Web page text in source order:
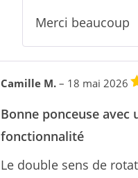
Merci beaucoup
Camille M. – 18 mai 2026
Bonne ponceuse avec
fonctionnalité
Le double sens de